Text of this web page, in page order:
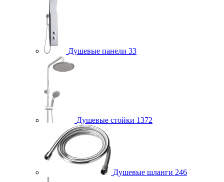
Душевые панели 33
Душевые стойки 1372
Душевые шланги 246